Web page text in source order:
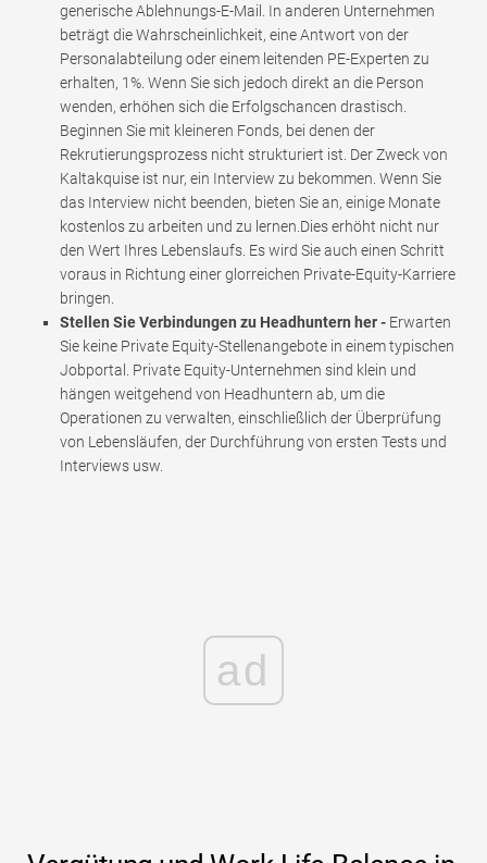
generische Ablehnungs-E-Mail. In anderen Unternehmen
beträgt die Wahrscheinlichkeit, eine Antwort von der
Personalabteilung oder einem leitenden PE-Experten zu
erhalten, 1%. Wenn Sie sich jedoch direkt an die Person
wenden, erhöhen sich die Erfolgschancen drastisch.
Beginnen Sie mit kleineren Fonds, bei denen der
Rekrutierungsprozess nicht strukturiert ist. Der Zweck von
Kaltakquise ist nur, ein Interview zu bekommen. Wenn Sie
das Interview nicht beenden, bieten Sie an, einige Monate
kostenlos zu arbeiten und zu lernen.Dies erhöht nicht nur
den Wert Ihres Lebenslaufs. Es wird Sie auch einen Schritt
voraus in Richtung einer glorreichen Private-Equity-Karriere
bringen.
Stellen Sie Verbindungen zu Headhuntern her - Erwarten
Sie keine Private Equity-Stellenangebote in einem typischen
Jobportal. Private Equity-Unternehmen sind klein und
hängen weitgehend von Headhuntern ab, um die
Operationen zu verwalten, einschließlich der Überprüfung
von Lebensläufen, der Durchführung von ersten Tests und
Interviews usw.
ad